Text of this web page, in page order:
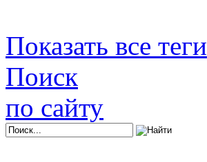
Показать все теги
Поиск
по сайту